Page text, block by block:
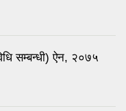
सम्बन्धी) ऐन, २०७५